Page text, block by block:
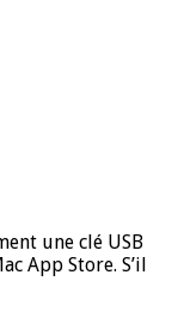
une clé USB
App Store. S’il